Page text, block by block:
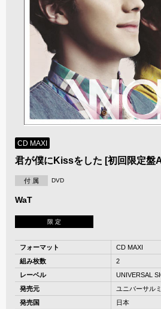
CD MAXI
君が僕にKissをした [初回限定盤
付 属 DVD
WaT
限 定
フォーマット
CD MAXI
組み枚数
2
レーベル
UNIVERSAL
発売元
ユニバーサル
発売国
日本